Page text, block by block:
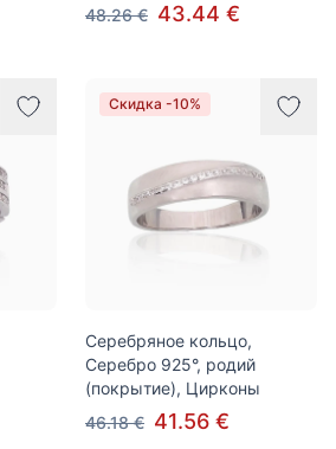
48.26 € 43.44 €
Скидка -10%
Серебряное кольцо,
Серебро 925°, родий
(покрытие), Цирконы
46.18 € 41.56 €